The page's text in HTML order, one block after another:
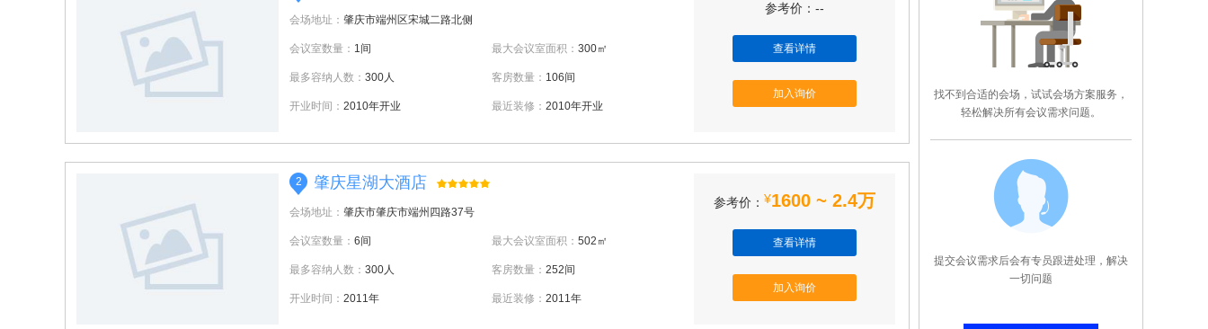
会场地址： 肇庆市端州区宋城二路北侧
会议室数量： 1间 最大会议室面积： 300㎡
最多容纳人数： 300人 客房数量： 106间
开业时间： 2010年开业 最近装修： 2010年开业
参考价：--
查看详情
加入询价
2 肇庆星湖大酒店
会场地址： 肇庆市肇庆市端州四路37号
会议室数量： 6间 最大会议室面积： 502㎡
最多容纳人数： 300人 客房数量： 252间
开业时间： 2011年 最近装修： 2011年
参考价： ¥1600 ~ 2.4万
查看详情
加入询价
找不到合适的会场，试试会场方案服务，
轻松解决所有会议需求问题。
提交会议需求后会有专员跟进处理，解决
一切问题